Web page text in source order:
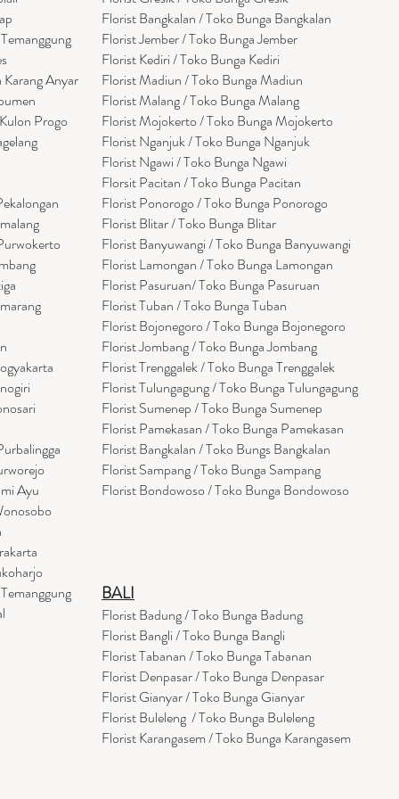
Anyar
Progo
Ayu
FloristBangkalan / Toko Bunga Bangkalan
Florist Jember / Toko Bunga Jember
Florist Kediri / Toko Bunga Kediri
Florist Madiun / Toko Bunga Madiun
Florist Malang / Toko Bunga Malang
Florist Mojokerto / Toko Bunga Mojokerto
Florist Nganjuk / Toko Bunga Nganjuk
Florist Ngawi /Toko Bunga Ngawi
Florsit Pacitan / Toko Bunga Pacitan
Florist Ponorogo / Toko Bunga Ponorogo
Florist Blitar / Toko Bunga Blitar
Florist Banyuwangi / Toko Bunga Banyuwangi
Florist Lamongan / Toko Bunga Lamongan
Florist Pasuruan/ Toko Bunga Pasuruan
Florist Tuban / Toko Bunga Tuban
Florist Bojonegoro / Toko Bunga Bojonegoro
Florist Jombang / Toko Bunga Jombang
Florist Trenggalek / Toko Bunga Trenggalek
Florist Tulungagung / Toko Bunga Tulungagung
Florist Sumenep / Toko Bunga Sumenep
Florist Pamekasan / Toko Bunga Pamekasan
Florist Bangkalan / Toko Bungs Bangkalan
Florist Sampang / Toko Bunga Sampang
Florist Bondowoso / Toko Bunga Bondowoso
BALI
Florist Badung / Toko Bunga Badung
Florist Bangli / Toko Bunga Bangli
FloristTabanan/ Toko Bunga Tabanan
Florist Denpasar / Toko Bunga Denpasar
Florist Gianyar / Toko Bunga Gianyar
Florist Buleleng / Toko Bunga Buleleng
Florist Karangasem / Toko Bunga Karangasem